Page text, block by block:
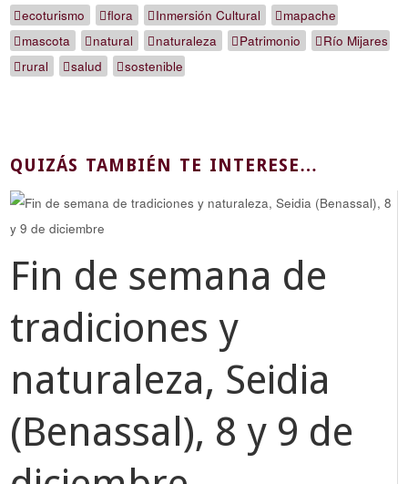
ecoturismo
flora Inmersión Cultural
mapache
mascota
natural naturaleza Patrimonio
Río Mijares
rural
salud sostenible
QUIZÁS TAMBIÉN TE INTERESE…
Fin de semana de
tradiciones y
naturaleza, Seidia
(Benassal), 8 y 9 de